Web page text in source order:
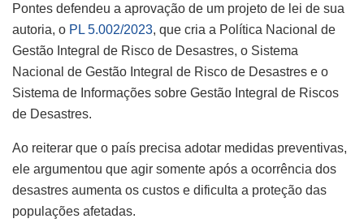
Pontes defendeu a aprovação de um projeto de lei de sua
autoria, o PL 5.002/2023, que cria a Política Nacional de
Gestão Integral de Risco de Desastres, o Sistema
Nacional de Gestão Integral de Risco de Desastres e o
Sistema de Informações sobre Gestão Integral de Riscos
de Desastres.
Ao reiterar que o país precisa adotar medidas preventivas,
ele argumentou que agir somente após a ocorrência dos
desastres aumenta os custos e dificulta a proteção das
populações afetadas.